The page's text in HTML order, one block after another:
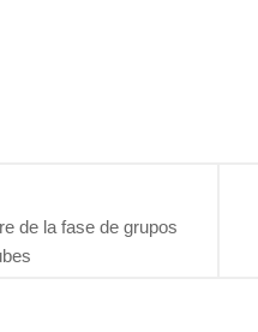
de la fase de grupos